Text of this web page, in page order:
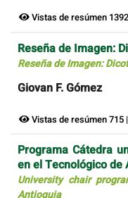
Vistas de resúmen
Reseña de Imagen:
Reseña de Imagen:
Giovan F. Gómez
Vistas de resúmen 715
Programa Cátedra
en el Tecnológico de
University chair
Antioquia